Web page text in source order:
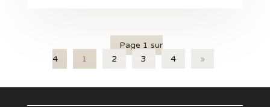
Page 1 sur
4
1 2 3 4 »